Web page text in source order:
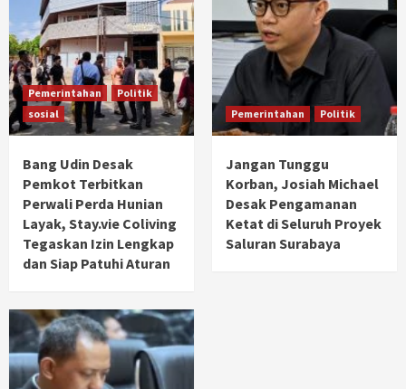
Pemerintahan
Politik
sosial
Bang Udin Desak
Pemkot Terbitkan
Perwali Perda Hunian
Layak, Stay.vie Coliving
Tegaskan Izin Lengkap
dan Siap Patuhi Aturan
Pemerintahan Politik
Jangan Tunggu
Korban, Josiah Michael
Desak Pengamanan
Ketat di Seluruh Proyek
Saluran Surabaya